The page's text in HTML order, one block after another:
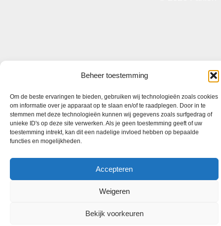
Beheer toestemming
Om de beste ervaringen te bieden, gebruiken wij technologieën zoals cookies
om informatie over je apparaat op te slaan en/of te raadplegen. Door in te
stemmen met deze technologieën kunnen wij gegevens zoals surfgedrag of
unieke ID's op deze site verwerken. Als je geen toestemming geeft of uw
toestemming intrekt, kan dit een nadelige invloed hebben op bepaalde
functies en mogelijkheden.
Accepteren
Weigeren
Bekijk voorkeuren